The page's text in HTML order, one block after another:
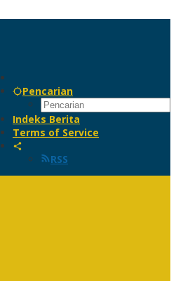
Pencarian
Indeks Berita
Terms of Service
RSS